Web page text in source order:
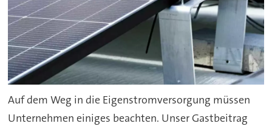
Auf dem Weg in die Eigenstromversorgung müssen
Unternehmen einiges beachten. Unser Gastbeitrag